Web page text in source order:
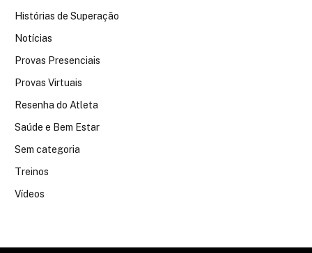
Histórias de Superação
Notícias
Provas Presenciais
Provas Virtuais
Resenha do Atleta
Saúde e Bem Estar
Sem categoria
Treinos
Vídeos